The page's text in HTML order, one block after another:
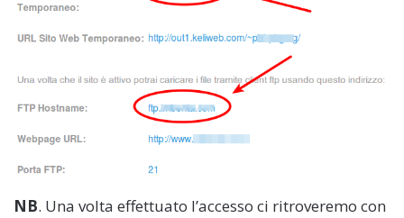
NB. Una volta effettuato l’accesso ci ritroveremo con